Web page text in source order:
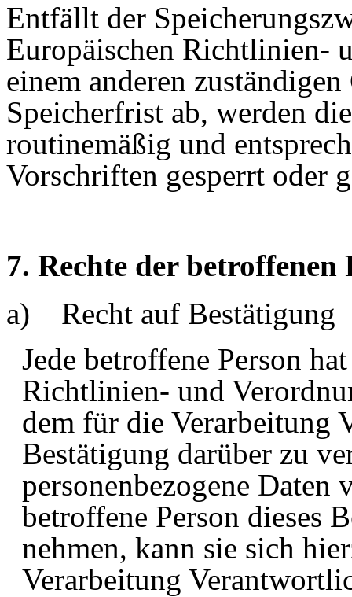
Entfällt der
Europäischen Richtlinien-
einem anderen
Speicherfrist ab, werden
routinemäßig und
Vorschriften gesperrt oder
7. Rechte der betroffenen
a) Recht auf Bestätigung
Jede betroffene Person
Richtlinien- und
dem für die Verarbeitung
Bestätigung darüber zu
personenbezogene Daten
betroffene Person dieses
nehmen, kann sie sich
Verarbeitung